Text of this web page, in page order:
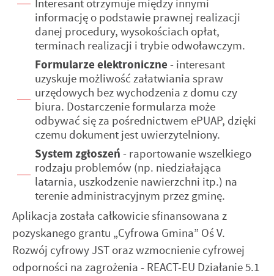
Interesant otrzymuje między innymi
informację o podstawie prawnej realizacji
danej procedury, wysokościach opłat,
terminach realizacji i trybie odwoławczym.
Formularze elektroniczne - interesant
uzyskuje możliwość załatwiania spraw
urzędowych bez wychodzenia z domu czy
biura. Dostarczenie formularza może
odbywać się za pośrednictwem ePUAP, dzięki
czemu dokument jest uwierzytelniony.
System zgłoszeń - raportowanie wszelkiego
rodzaju problemów (np. niedziałająca
latarnia, uszkodzenie nawierzchni itp.) na
terenie administracyjnym przez gminę.
Aplikacja została całkowicie sfinansowana z
pozyskanego grantu „Cyfrowa Gmina” Oś V.
Rozwój cyfrowy JST oraz wzmocnienie cyfrowej
odporności na zagrożenia - REACT-EU Działanie 5.1
stronach podmiotów trzecich lub firm będących naszymi
partnerami oraz innych dostawców usług. Firmy te działają
w charakterze pośredników prezentujących nasze treści w
postaci wiadomości, ofert, komunikatów mediów
społecznościowych.